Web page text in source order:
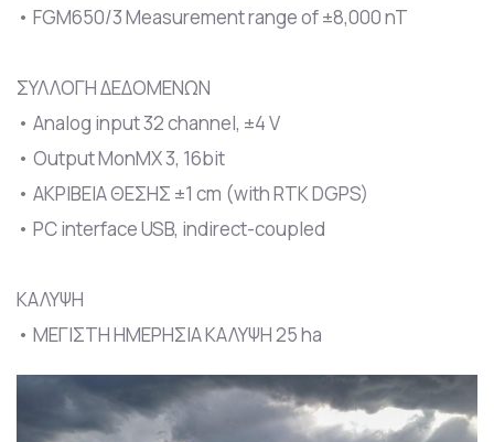
• FGM650/3 Measurement range of ±8,000 nT
ΣΥΛΛΟΓΗ ΔΕΔΟΜΕΝΩΝ
• Analog input 32 channel, ±4 V
• Output MonMX 3, 16bit
• ΑΚΡΙΒΕΙΑ ΘΕΣΗΣ ±1 cm (with RTK DGPS)
• PC interface USB, indirect-coupled
ΚΑΛΥΨΗ
• ΜΕΓΙΣΤΗ ΗΜΕΡΗΣΙΑ ΚΑΛΥΨΗ 25 ha